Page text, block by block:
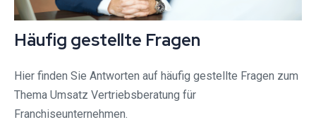
Häufig gestellte Fragen
Hier finden Sie Antworten auf häufig gestellte Fragen zum
Thema Umsatz Vertriebsberatung für
Franchiseunternehmen.